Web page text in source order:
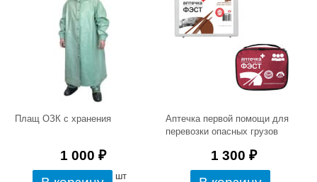
Плащ ОЗК с хранения
1 000 ₽
шт
Аптечка первой помощи для
перевозки опасных грузов
1 300 ₽